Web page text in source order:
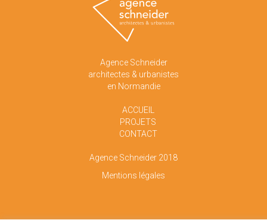
Agence Schneider
architectes & urbanistes
en Normandie
ACCUEIL
PROJETS
CONTACT
Agence Schneider 2018
Mentions légales